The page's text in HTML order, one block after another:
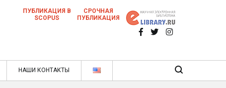
статей в ежемесячном научном
научном журнале
ПУБЛИКАЦИЯ В
SCOPUS
СРОЧНАЯ
ПУБЛИКАЦИЯ
НАШИ КОНТАКТЫ